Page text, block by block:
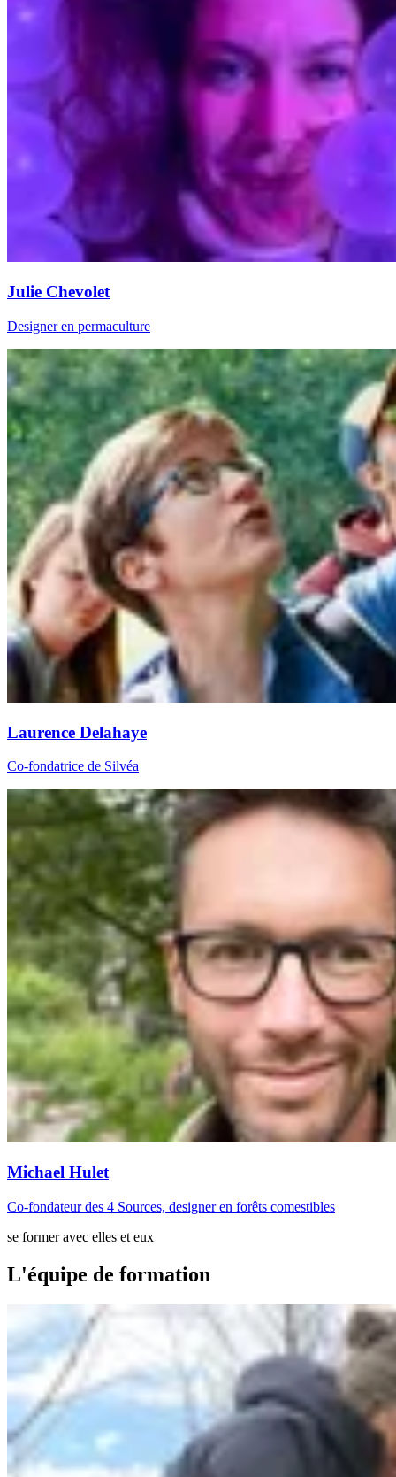
Julie Chevolet
Designer en permaculture
Laurence Delahaye
Co-fondatrice de Silvéa
Michael Hulet
Co-fondateur des 4 Sources, designer en forêts comestibles
se former avec elles et eux
L'équipe de formation